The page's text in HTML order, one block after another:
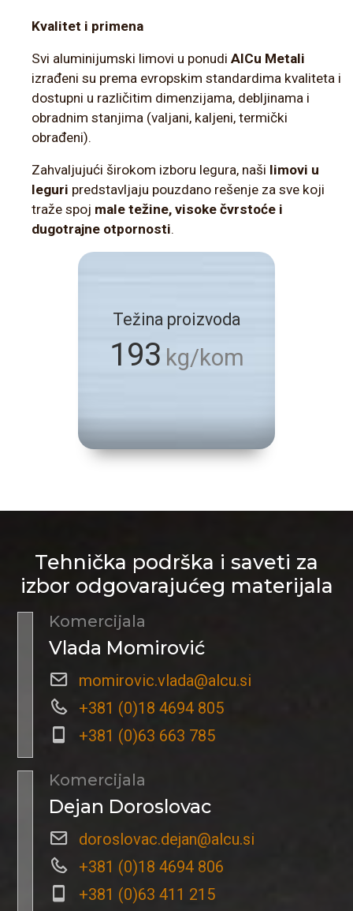
Kvalitet i primena
Svi aluminijumski limovi u ponudi AlCu Metali
izrađeni su prema evropskim standardima kvaliteta i
dostupni u različitim dimenzijama, debljinama i
obradnim stanjima (valjani, kaljeni, termički
obrađeni).
Zahvaljujući širokom izboru legura, naši limovi u
leguri predstavljaju pouzdano rešenje za sve koji
traže spoj male težine, visoke čvrstoće i
dugotrajne otpornosti.
Težina proizvoda
193 kg/kom
Tehnička podrška i saveti za
izbor odgovarajućeg materijala
Komercijala
Vlada Momirović
momirovic.vlada@alcu.si
+381 (0)18 4694 805
+381 (0)63 663 785
Komercijala
Dejan Doroslovac
doroslovac.dejan@alcu.si
+381 (0)18 4694 806
+381 (0)63 411 215